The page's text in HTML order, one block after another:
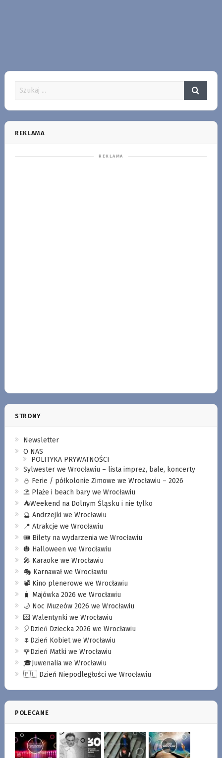
REKLAMA
STRONY
Newsletter
O NAS
POLITYKA PRYWATNOŚCI
Sylwester we Wrocławiu – lista imprez, bale, koncerty
⛄️ Ferie / półkolonie Zimowe we Wrocławiu – 2026
⛱️ Plaże i beach bary we Wrocławiu
⛺️Weekend na Dolnym Śląsku i nie tylko
🔮 Andrzejki we Wrocławiu
📍 Atrakcje we Wrocławiu
🎟️ Bilety na wydarzenia we Wrocławiu
🎃 Halloween we Wrocławiu
🎤 Karaoke we Wrocławiu
🎭 Karnawał we Wrocławiu
📽️ Kino plenerowe we Wrocławiu
🧳 Majówka 2026 we Wrocławiu
🌙 Noc Muzeów 2026 we Wrocławiu
💌 Walentynki we Wrocławiu
🎈Dzień Dziecka 2026 we Wrocławiu
🌷Dzień Kobiet we Wrocławiu
🌹Dzień Matki we Wrocławiu
🎓Juwenalia we Wrocławiu
🇵🇱 Dzień Niepodległości we Wrocławiu
POLECANE